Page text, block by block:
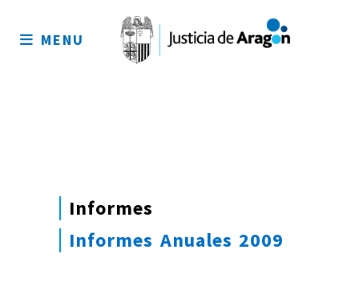
sitio
MENU
Informes
Informes Anuales 2009